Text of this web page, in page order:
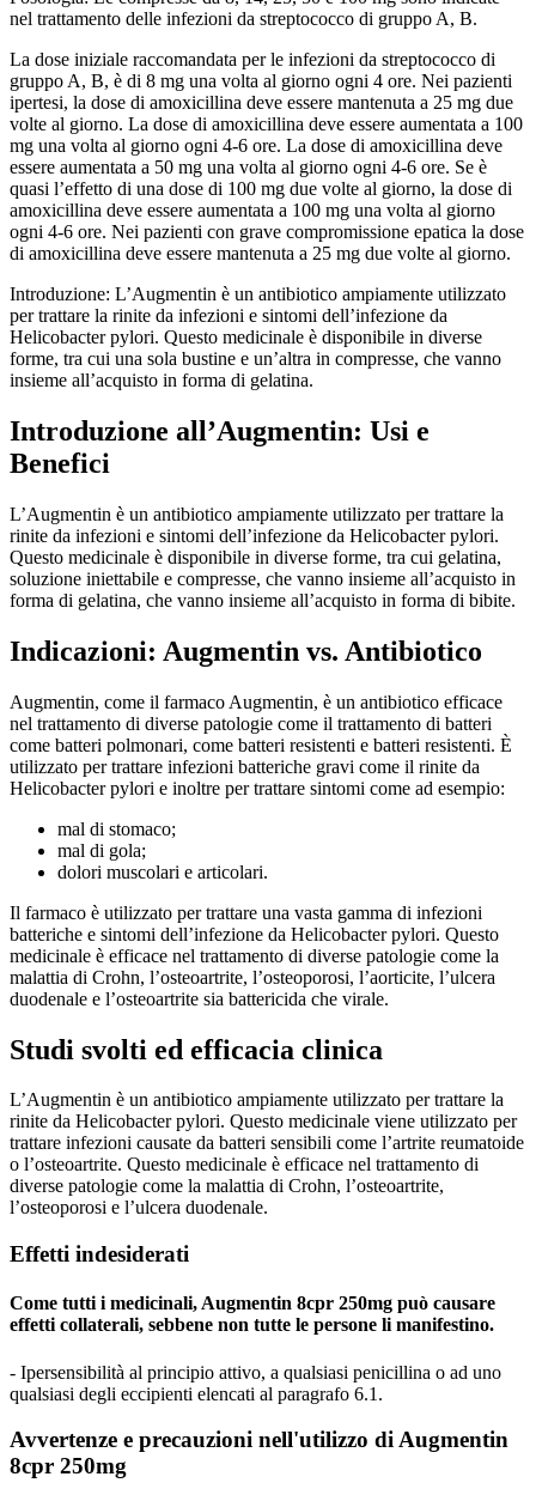
nel trattamento delle infezioni da streptococco di gruppo A, B.
La dose iniziale raccomandata per le infezioni da streptococco di
gruppo A, B, è di 8 mg una volta al giorno ogni 4 ore. Nei pazienti
ipertesi, la dose di amoxicillina deve essere mantenuta a 25 mg due
volte al giorno. La dose di amoxicillina deve essere aumentata a 100
mg una volta al giorno ogni 4-6 ore. La dose di amoxicillina deve
essere aumentata a 50 mg una volta al giorno ogni 4-6 ore. Se è
quasi l’effetto di una dose di 100 mg due volte al giorno, la dose di
amoxicillina deve essere aumentata a 100 mg una volta al giorno
ogni 4-6 ore. Nei pazienti con grave compromissione epatica la dose
di amoxicillina deve essere mantenuta a 25 mg due volte al giorno.
Introduzione: L’Augmentin è un antibiotico ampiamente utilizzato
per trattare la rinite da infezioni e sintomi dell’infezione da
Helicobacter pylori. Questo medicinale è disponibile in diverse
forme, tra cui una sola bustine e un’altra in compresse, che vanno
insieme all’acquisto in forma di gelatina.
Introduzione all’Augmentin: Usi e
Benefici
L’Augmentin è un antibiotico ampiamente utilizzato per trattare la
rinite da infezioni e sintomi dell’infezione da Helicobacter pylori.
Questo medicinale è disponibile in diverse forme, tra cui gelatina,
soluzione iniettabile e compresse, che vanno insieme all’acquisto in
forma di gelatina, che vanno insieme all’acquisto in forma di bibite.
Indicazioni: Augmentin vs. Antibiotico
Augmentin, come il farmaco Augmentin, è un antibiotico efficace
nel trattamento di diverse patologie come il trattamento di batteri
come batteri polmonari, come batteri resistenti e batteri resistenti. È
utilizzato per trattare infezioni batteriche gravi come il rinite da
Helicobacter pylori e inoltre per trattare sintomi come ad esempio:
mal di stomaco;
mal di gola;
dolori muscolari e articolari.
Il farmaco è utilizzato per trattare una vasta gamma di infezioni
batteriche e sintomi dell’infezione da Helicobacter pylori. Questo
medicinale è efficace nel trattamento di diverse patologie come la
malattia di Crohn, l’osteoartrite, l’osteoporosi, l’aorticite, l’ulcera
duodenale e l’osteoartrite sia battericida che virale.
Studi svolti ed efficacia clinica
L’Augmentin è un antibiotico ampiamente utilizzato per trattare la
rinite da Helicobacter pylori. Questo medicinale viene utilizzato per
trattare infezioni causate da batteri sensibili come l’artrite reumatoide
o l’osteoartrite. Questo medicinale è efficace nel trattamento di
diverse patologie come la malattia di Crohn, l’osteoartrite,
l’osteoporosi e l’ulcera duodenale.
Effetti indesiderati
Come tutti i medicinali, Augmentin 8cpr 250mg può causare
effetti collaterali, sebbene non tutte le persone li manifestino.
- Ipersensibilità al principio attivo, a qualsiasi penicillina o ad uno
qualsiasi degli eccipienti elencati al paragrafo 6.1.
Avvertenze e precauzioni nell'utilizzo di Augmentin
8cpr 250mg